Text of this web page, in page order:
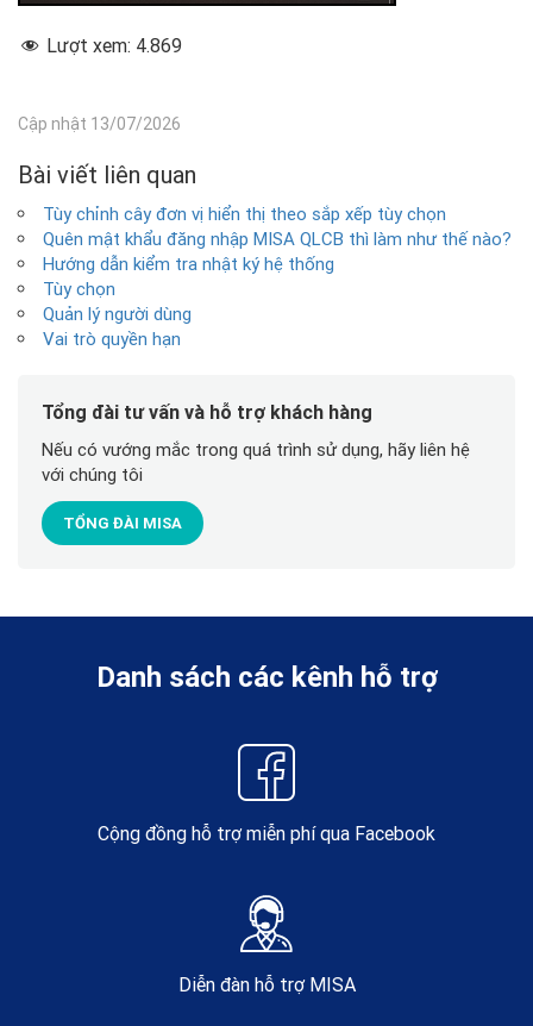
Lượt xem: 4.869
Cập nhật 13/07/2026
Bài viết liên quan
Tùy chỉnh cây đơn vị hiển thị theo sắp xếp tùy chọn
Quên mật khẩu đăng nhập MISA QLCB thì làm như thế nào?
Hướng dẫn kiểm tra nhật ký hệ thống
Tùy chọn
Quản lý người dùng
Vai trò quyền hạn
Tổng đài tư vấn và hỗ trợ khách hàng
Nếu có vướng mắc trong quá trình sử dụng, hãy liên hệ
với chúng tôi
TỔNG ĐÀI MISA
Danh sách các kênh hỗ trợ
Cộng đồng hỗ trợ miễn phí qua Facebook
Diễn đàn hỗ trợ MISA